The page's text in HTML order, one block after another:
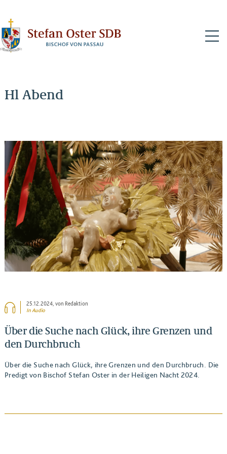
Hl Abend
25.12.2024, von Redaktion
In Audio
Über die Suche nach Glück, ihre Grenzen und
den Durchbruch
Über die Suche nach Glück, ihre Grenzen und den Durchbruch. Die
Predigt von Bischof Stefan Oster in der Heiligen Nacht 2024.